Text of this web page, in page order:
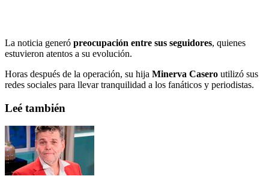
La noticia generó preocupación entre sus seguidores, quienes
estuvieron atentos a su evolución.
Horas después de la operación, su hija Minerva Casero utilizó sus
redes sociales para llevar tranquilidad a los fanáticos y periodistas.
Leé también